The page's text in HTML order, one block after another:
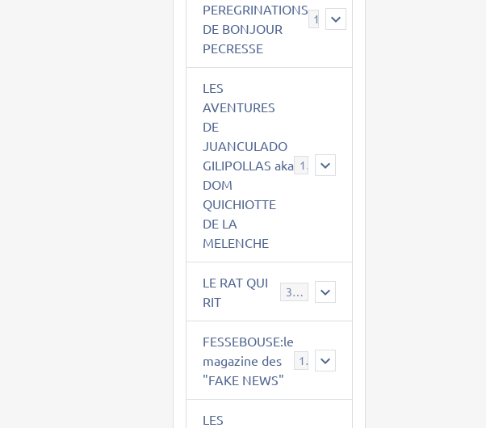
PEREGRINATIONS
DE BONJOUR
PECRESSE
14
LES
AVENTURES
DE
JUANCULADO
GILIPOLLAS aka
DOM
QUICHIOTTE
DE LA
MELENCHE
119
LE RAT QUI
RIT
395
FESSEBOUSE:le
magazine des
"FAKE NEWS"
19
LES